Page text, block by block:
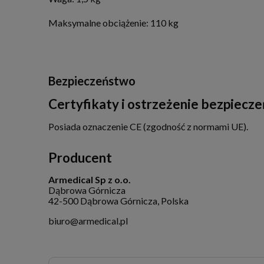
Maksymalne obciążenie: 110 kg
Bezpieczeństwo
Certyfikaty i ostrzeżenie
Posiada oznaczenie CE (zgodność z normami UE).
Producent
Armedical Sp z o.o.
Dąbrowa Górnicza
42-500 Dąbrowa Górnicza, Polska
biuro@armedical.pl